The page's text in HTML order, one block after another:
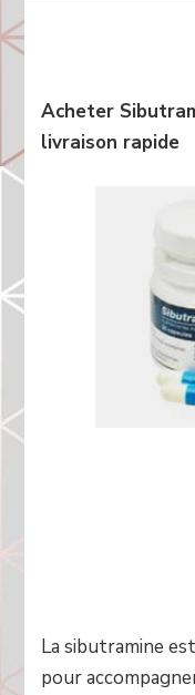
Acheter
livraison rapide
La sibutramine
pour